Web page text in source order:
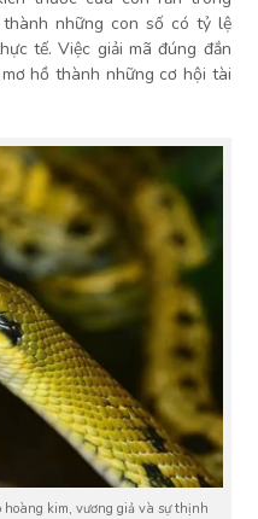
những con số có tỷ lệ
tế. Việc giải mã đúng đắn
hồ thành những cơ hội tài
kim, vương giả và sự thịnh